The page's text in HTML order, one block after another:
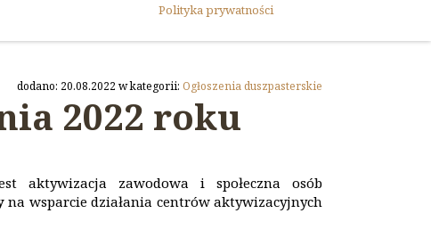
Polityka prywatności
dodano: 20.08.2022 w kategorii: Ogłoszenia duszpasterskie
2022 roku
aktywizacja zawodowa i społeczna osób
na wsparcie działania centrów aktywizacyjnych